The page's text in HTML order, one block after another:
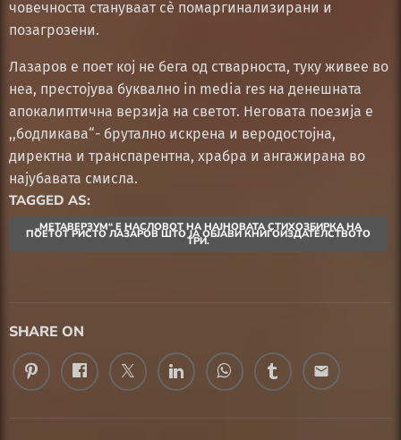
човечноста стануваат сѐ помаргинализирани и
позагрозени.
Лазаров е поет кој не бега од стварноста, туку живее во
неа, престојува буквално in media res на денешната
апокалиптична верзија на светот. Неговатa поезија е
,,бодликава“- брутално искрена и веродостојна,
директна и транспарентна, храбра и ангажирана во
најубавата смисла.
TAGGED AS:
„МЕТАВЕРЗУМ“ Е НАСЛОВОТ НА НАЈНОВАТА СТИХОЗБИРКА НА
ПОЕТОТ РИСТО ЛАЗАРОВ ШТО ЈА ОБЈАВИ КНИГОИЗДАТЕЛСТВОТО
ТРИ.
SHARE ON
email